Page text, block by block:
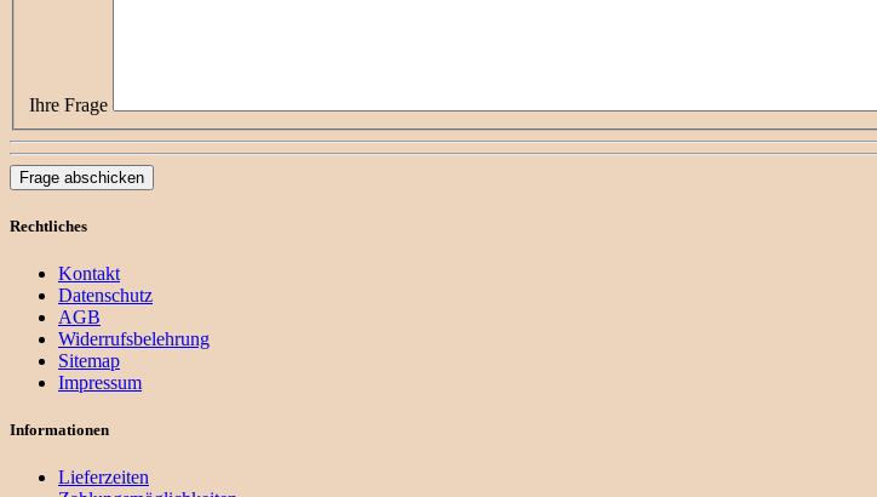
Ihre Frage
Frage abschicken
Rechtliches
Kontakt
Datenschutz
AGB
Widerrufsbelehrung
Sitemap
Impressum
Informationen
Lieferzeiten